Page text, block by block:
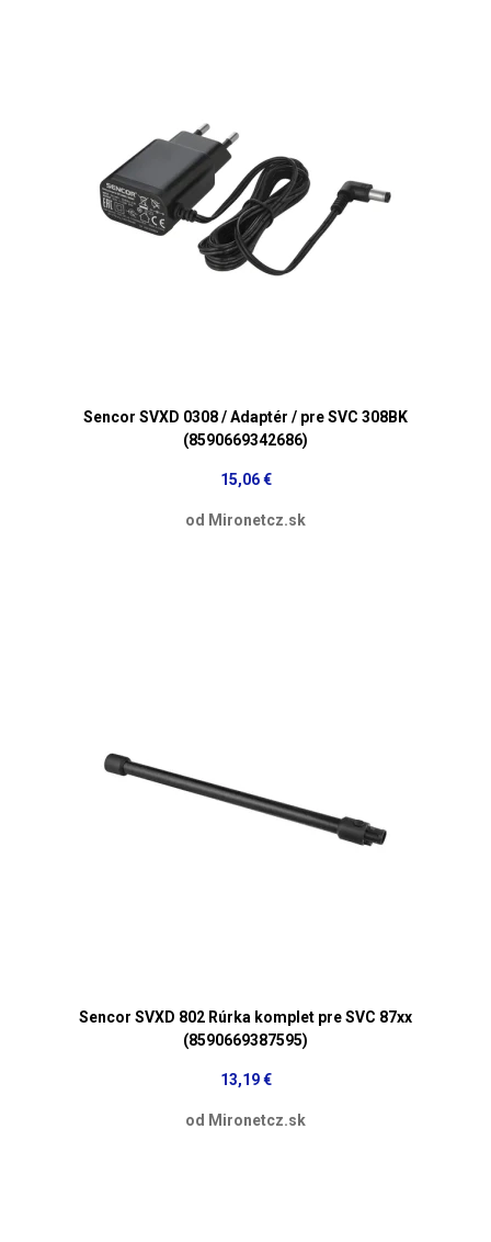
Sencor SVXD 0308 / Adaptér / pre SVC 308BK
(8590669342686)
15,06 €
od Mironetcz.sk
Sencor SVXD 802 Rúrka komplet pre SVC 87xx
(8590669387595)
13,19 €
od Mironetcz.sk